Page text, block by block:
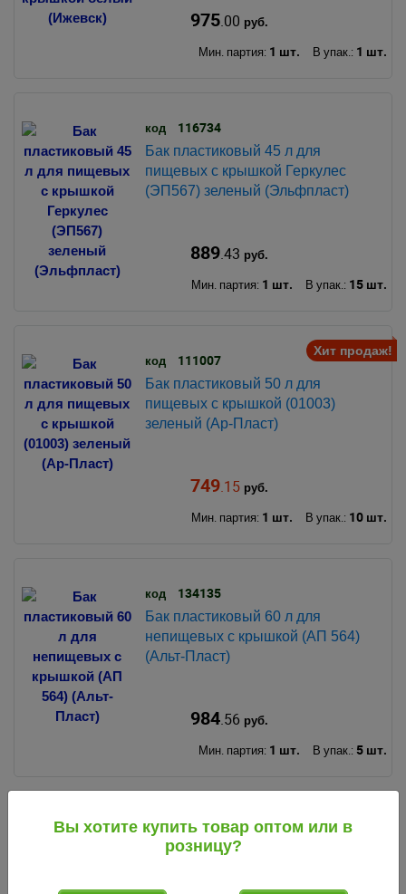
975.00 руб.
Мин. партия: 1 шт. В упак.: 1 шт.
код 116734
Бак пластиковый 45 л для
пищевых с крышкой Геркулес
(ЭП567) зеленый (Эльфпласт)
889.43 руб.
Мин. партия: 1 шт. В упак.: 15 шт.
Хит продаж!
код 111007
Бак пластиковый 50 л для
пищевых с крышкой (01003)
зеленый (Ар-Пласт)
749.15руб.
Мин. партия: 1 шт. В упак.: 10 шт.
код 134135
Бак пластиковый 60 л для
непищевых с крышкой (АП 564)
(Альт-Пласт)
984.56 руб.
Мин. партия: 1 шт. В упак.: 5 шт.
код 134131
Бак пластиковый 60 л для
(Альт-Пласт)
Вы хотите купить товар оптом или в
розницу?